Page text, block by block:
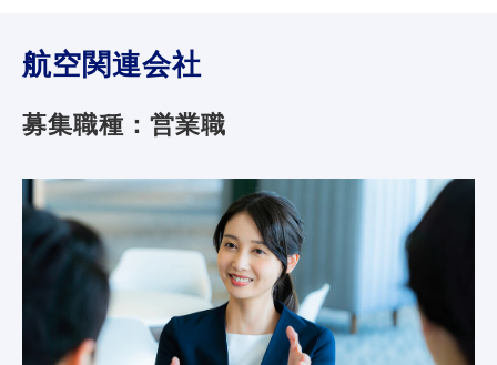
航空関連会社
募集職種：営業職